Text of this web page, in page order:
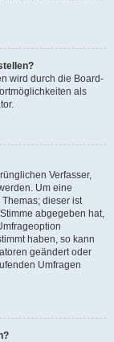
wird durch die Board-
als
Verfasser,
Um eine
dieser ist
abgegeben hat,
haben, so kann
geändert oder
Umfragen